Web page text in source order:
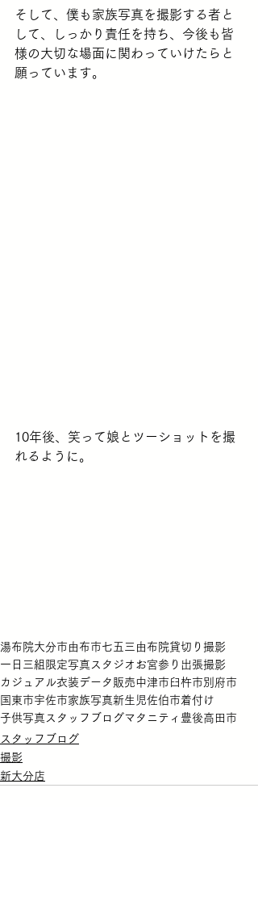
そして、僕も家族写真を撮影する者と
して、しっかり責任を持ち、今後も皆
様の大切な場面に関わっていけたらと
願っています。
10年後、笑って娘とツーショットを撮
れるように。
湯布院大分市 由布市七五三 由布院貸切り撮影
一日三組限定写真スタジオ お宮参り 出張撮影
カジュアル衣装 データ販売中津市 臼杵市別府市
国東市宇佐市家族写真新生児佐伯市着付け
子供写真 スタッフブログマタニティ 豊後高田市
スタッフブログ
撮影
新大分店